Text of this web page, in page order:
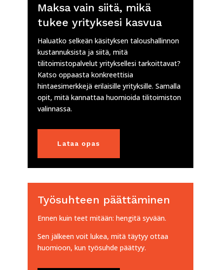
Maksa vain siitä, mikä
tukee yrityksesi kasvua
Haluatko selkeän käsityksen taloushallinnon
kustannuksista ja siitä, mitä
tilitoimistopalvelut yrityksellesi tarkoittavat?
Katso oppaasta konkreettisia
hintaesimerkkejä erilaisille yrityksille. Samalla
opit, mitä kannattaa huomioida tilitoimiston
valinnassa.
Lataa opas
Työsuhteen päättäminen
Ennen kuin teet mitään: hengitä syvään.
Sen jälkeen voit lukea, mitä täytyy ottaa
huomioon, kun työsuhde päättyy.